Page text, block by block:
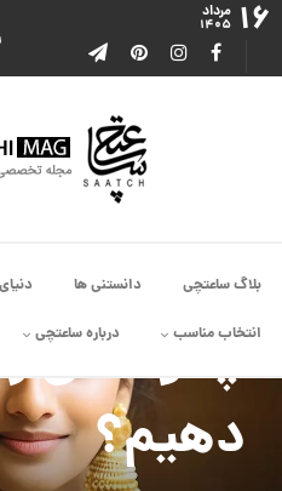
۱۶ مرداد
۱۴۰۵
بلاگ ساعتچی دانستنی ها
انتخاب مناسب درباره ساعتچی
بدون دسته بندی ,دانستنی ها ,
طلای
طلایی
چگونه آن
دهیم؟